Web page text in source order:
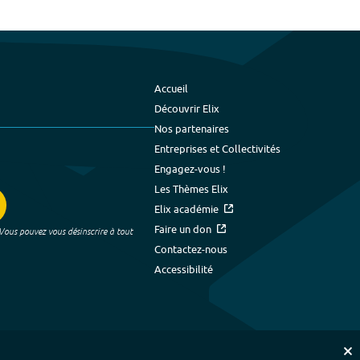
pouvez vous désinscrire à tout
Accueil
Découvrir Elix
Nos partenaires
Entreprises et Collectivités
Engagez-vous !
Les Thèmes Elix
Elix académie
Faire un don
Contactez-nous
Accessibilité